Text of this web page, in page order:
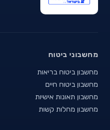
מחשבוני ביטוח
מחשבון ביטוח בריאות
מחשבון ביטוח חיים
מחשבון תאונות אישיות
מחשבון מחלות קשות